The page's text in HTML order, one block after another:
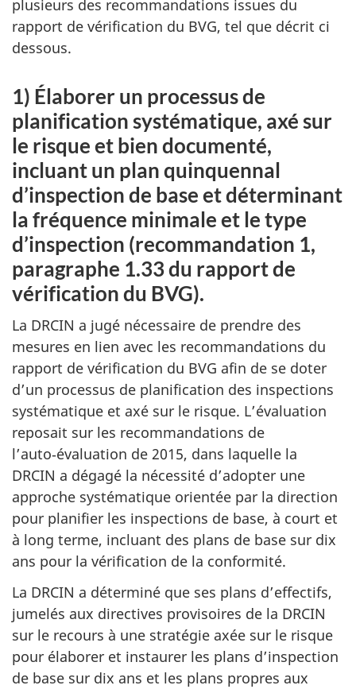
plusieurs des recommandations issues du
rapport de vérification du BVG, tel que décrit ci
dessous.
1) Élaborer un processus de
planification systématique, axé sur
le risque et bien documenté,
incluant un plan quinquennal
d’inspection de base et déterminant
la fréquence minimale et le type
d’inspection (recommandation 1,
paragraphe 1.33 du rapport de
vérification du BVG).
La DRCIN a jugé nécessaire de prendre des
mesures en lien avec les recommandations du
rapport de vérification du BVG afin de se doter
d’un processus de planification des inspections
systématique et axé sur le risque. L’évaluation
reposait sur les recommandations de
l’auto‑évaluation de 2015, dans laquelle la
DRCIN a dégagé la nécessité d’adopter une
approche systématique orientée par la direction
pour planifier les inspections de base, à court et
à long terme, incluant des plans de base sur dix
ans pour la vérification de la conformité.
La DRCIN a déterminé que ses plans d’effectifs,
jumelés aux directives provisoires de la DRCIN
sur le recours à une stratégie axée sur le risque
pour élaborer et instaurer les plans d’inspection
de base sur dix ans et les plans propres aux